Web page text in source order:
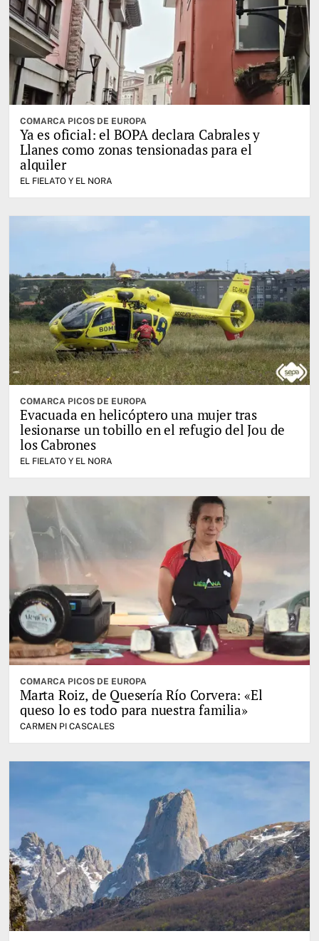
COMARCA PICOS DE EUROPA
Ya es oficial: el BOPA declara Cabrales y
Llanes como zonas tensionadas para el
alquiler
EL FIELATO Y EL NORA
COMARCA PICOS DE EUROPA
Evacuada en helicóptero una mujer tras
lesionarse un tobillo en el refugio del Jou de
los Cabrones
EL FIELATO Y EL NORA
COMARCA PICOS DE EUROPA
Marta Roiz, de Quesería Río Corvera: «El
queso lo es todo para nuestra familia»
CARMEN PI CASCALES